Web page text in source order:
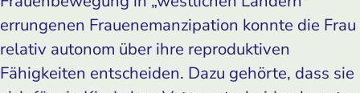
errungenen Frauen­emanzipation konnte die Frau
relativ autonom über ihre reproduktiven
Fähigkeiten entscheiden. Dazu gehörte, dass sie